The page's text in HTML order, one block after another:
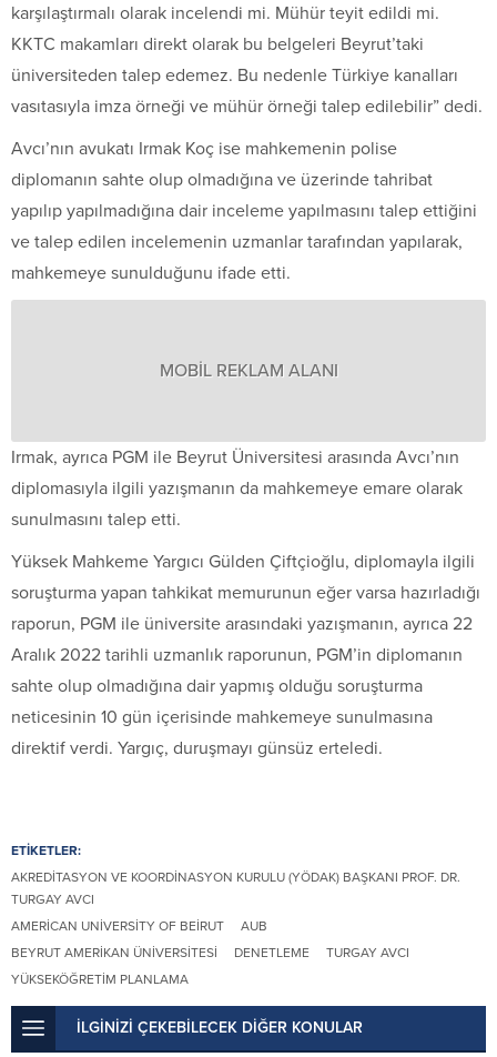
karşılaştırmalı olarak incelendi mi. Mühür teyit edildi mi.
KKTC makamları direkt olarak bu belgeleri Beyrut’taki
üniversiteden talep edemez. Bu nedenle Türkiye kanalları
vasıtasıyla imza örneği ve mühür örneği talep edilebilir” dedi.
Avcı’nın avukatı Irmak Koç ise mahkemenin polise
diplomanın sahte olup olmadığına ve üzerinde tahribat
yapılıp yapılmadığına dair inceleme yapılmasını talep ettiğini
ve talep edilen incelemenin uzmanlar tarafından yapılarak,
mahkemeye sunulduğunu ifade etti.
MOBİL REKLAM ALANI
Irmak, ayrıca PGM ile Beyrut Üniversitesi arasında Avcı’nın
diplomasıyla ilgili yazışmanın da mahkemeye emare olarak
sunulmasını talep etti.
Yüksek Mahkeme Yargıcı Gülden Çiftçioğlu, diplomayla ilgili
soruşturma yapan tahkikat memurunun eğer varsa hazırladığı
raporun, PGM ile üniversite arasındaki yazışmanın, ayrıca 22
Aralık 2022 tarihli uzmanlık raporunun, PGM’in diplomanın
sahte olup olmadığına dair yapmış olduğu soruşturma
neticesinin 10 gün içerisinde mahkemeye sunulmasına
direktif verdi. Yargıç, duruşmayı günsüz erteledi.
ETİKETLER:
AKREDITASYON VE KOORDINASYON KURULU (YÖDAK) BAŞKANI PROF. DR.
TURGAY AVCI
AMERICAN UNIVERSITY OF BEIRUT
AUB
BEYRUT AMERIKAN ÜNIVERSITESI
DENETLEME
TURGAY AVCI
YÜKSEKÖĞRETIM PLANLAMA
İLGİNİZİ ÇEKEBİLECEK DİĞER KONULAR